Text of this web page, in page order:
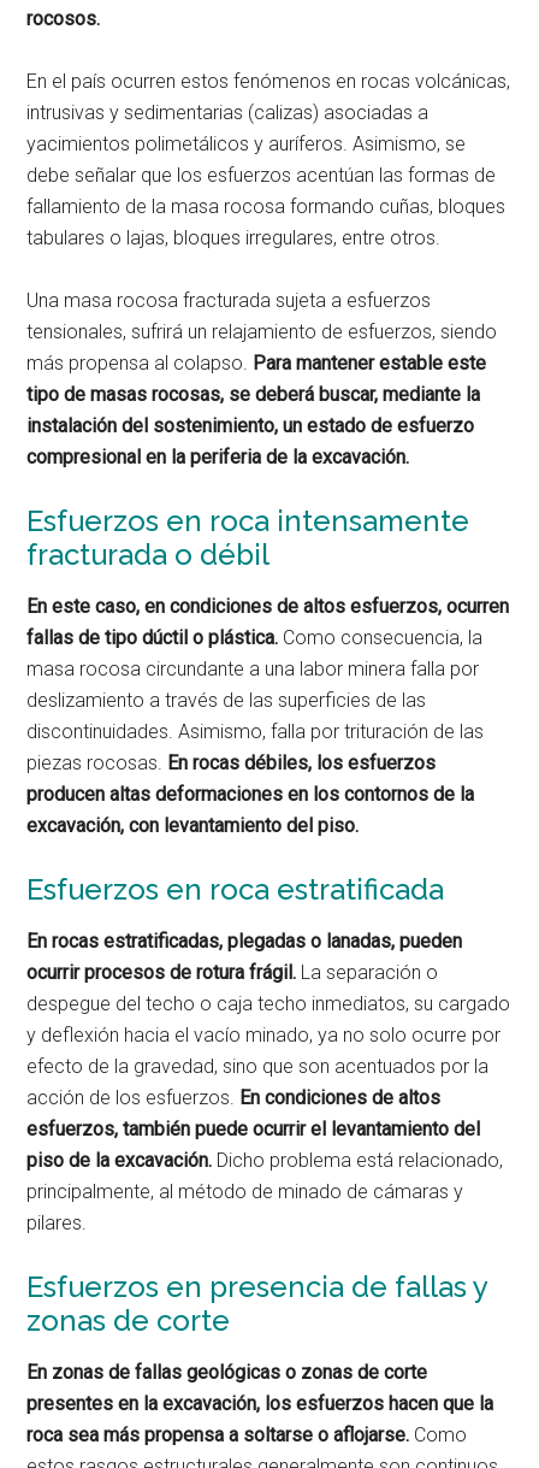
rocosos.
En el país ocurren estos fenómenos en rocas volcánicas,
intrusivas y sedimentarias (calizas) asociadas a
yacimientos polimetálicos y auríferos. Asimismo, se
debe señalar que los esfuerzos acentúan las formas de
fallamiento de la masa rocosa formando cuñas, bloques
tabulares o lajas, bloques irregulares, entre otros.
Una masa rocosa fracturada sujeta a esfuerzos
tensionales, sufrirá un relajamiento de esfuerzos, siendo
más propensa al colapso. Para mantener estable este
tipo de masas rocosas, se deberá buscar, mediante la
instalación del sostenimiento, un estado de esfuerzo
compresional en la periferia de la excavación.
Esfuerzos en roca intensamente
fracturada o débil
En este caso, en condiciones de altos esfuerzos, ocurren
fallas de tipo dúctil o plástica. Como consecuencia, la
masa rocosa circundante a una labor minera falla por
deslizamiento a través de las superficies de las
discontinuidades. Asimismo, falla por trituración de las
piezas rocosas. En rocas débiles, los esfuerzos
producen altas deformaciones en los contornos de la
excavación, con levantamiento del piso.
Esfuerzos en roca estratificada
En rocas estratificadas, plegadas o lanadas, pueden
ocurrir procesos de rotura frágil. La separación o
despegue del techo o caja techo inmediatos, su cargado
y deflexión hacia el vacío minado, ya no solo ocurre por
efecto de la gravedad, sino que son acentuados por la
acción de los esfuerzos. En condiciones de altos
esfuerzos, también puede ocurrir el levantamiento del
piso de la excavación. Dicho problema está relacionado,
principalmente, al método de minado de cámaras y
pilares.
Esfuerzos en presencia de fallas y
zonas de corte
En zonas de fallas geológicas o zonas de corte
presentes en la excavación, los esfuerzos hacen que la
roca sea más propensa a soltarse o aflojarse. Como